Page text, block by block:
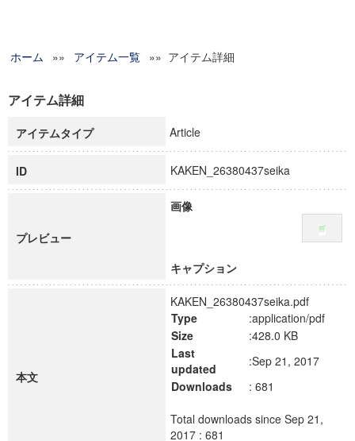
グローバルリサーチインスティテュート
科学研究費補助金研究成果報告書
慶應義塾大学グローバルCOEプログラム市民社会ガバナンス
慶應義塾大学グローバルCOEプログラム論理と感性の先端的
博士課程教育リーディングプログラム「超成熟社会発展のサ
学術雑誌掲載論文等(8)
ホーム »» アイテム一覧 »» アイテム詳細
アイテム詳細
アイテムタイプ Article
ID KAKEN_26380437seika
プレビュー
画像
キャプション
本文
KAKEN_26380437seika.pdf
Type
:application/pdf
Size
:428.0 KB
Last
updated
:Sep 21, 2017
Downloads
: 681
Total downloads since Sep 21,
2017 : 681